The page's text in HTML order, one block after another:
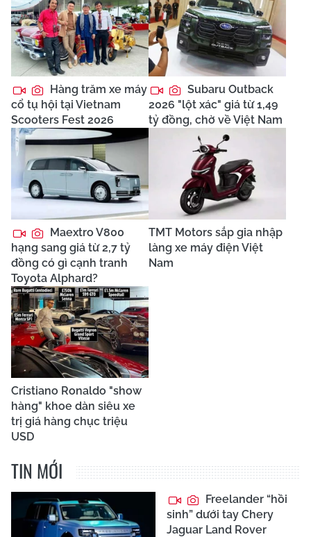
Hàng trăm xe máy
cổ tụ hội tại Vietnam
Scooters Fest 2026
Subaru Outback
2026 "lột xác" giá từ 1,49
tỷ đồng, chờ về Việt Nam
Maextro V800
hạng sang giá từ 2,7 tỷ
đồng có gì cạnh tranh
Toyota Alphard?
TMT Motors sắp gia nhập
làng xe máy điện Việt
Nam
Cristiano Ronaldo "show
hàng" khoe dàn siêu xe
trị giá hàng chục triệu
USD
TIN MỚI
Freelander “hồi
sinh” dưới tay Chery
Jaguar Land Rover